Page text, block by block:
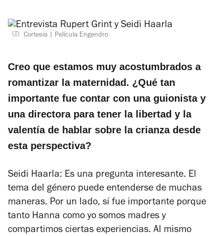
Cortesía Película Engendro
Creo que estamos muy acostumbrados a
romantizar la maternidad. ¿Qué tan
importante fue contar con una guionista y
una directora para tener la libertad y la
valentía de hablar sobre la crianza desde
esta perspectiva?
Seidi Haarla: Es una pregunta interesante. El
tema del género puede entenderse de muchas
maneras. Por un lado, sí fue importante porque
tanto Hanna como yo somos madres y
compartimos ciertas experiencias. Al mismo